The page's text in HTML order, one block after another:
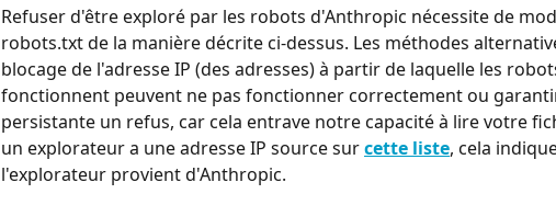
Refuser d'être exploré par les robots d'Anthropic nécessite de
robots.txt de la manière décrite ci-dessus. Les méthodes
blocage de l'adresse IP (des adresses) à partir de laquelle les
fonctionnent peuvent ne pas fonctionner correctement ou
persistante un refus, car cela entrave notre capacité à lire votre
un explorateur a une adresse IP source sur cette liste, cela
l'explorateur provient d'Anthropic.